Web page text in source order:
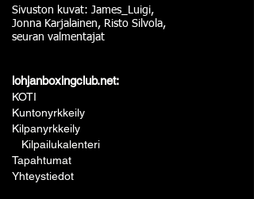
Sivuston kuvat: James_Luigi,
Jonna Karjalainen, Risto Silvola,
seuran valmentajat
lohjanboxingclub.net:
KOTI
Kuntonyrkkeily
Kilpanyrkkeily
Kilpailukalenteri
Tapahtumat
Yhteystiedot